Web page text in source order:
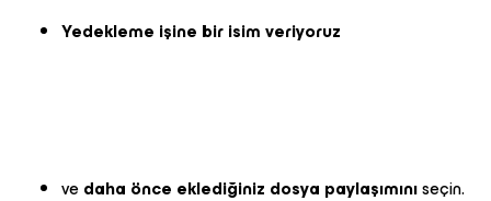
Yedekleme işine bir isim veriyoruz
vedaha önce eklediğiniz dosya paylaşımınıseçin.